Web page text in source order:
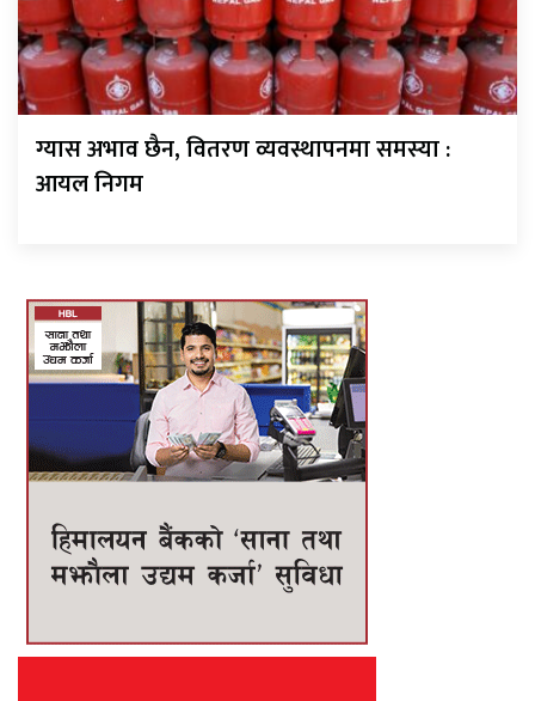
ग्यास अभाव छैन, वितरण व्यवस्थापनमा समस्या :
आयल निगम